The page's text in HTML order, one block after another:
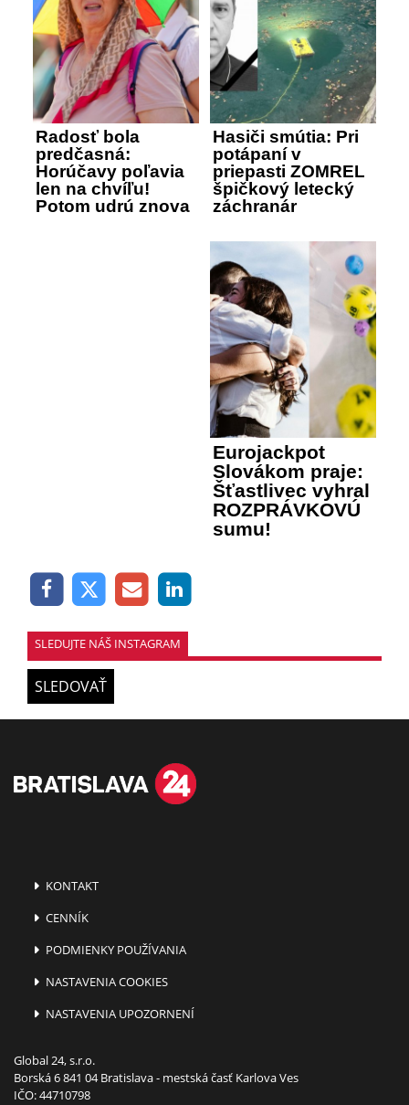
Radosť bola
predčasná:
Horúčavy poľavia
len na chvíľu!
Potom udrú znova
Hasiči smútia: Pri
potápaní v
priepasti ZOMREL
špičkový letecký
záchranár
Eurojackpot
Slovákom praje:
Šťastlivec vyhral
ROZPRÁVKOVÚ
sumu!
SLEDUJTE NÁŠ INSTAGRAM
SLEDOVAŤ
KONTAKT
CENNÍK
PODMIENKY POUŽÍVANIA
NASTAVENIA COOKIES
NASTAVENIA UPOZORNENÍ
Global 24, s.r.o.
Borská 6 841 04 Bratislava - mestská časť Karlova Ves
IČO: 44710798